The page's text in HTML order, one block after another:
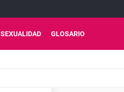
SEXUALIDAD GLOSARIO